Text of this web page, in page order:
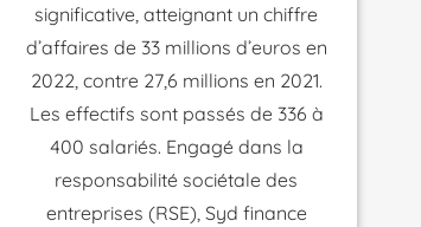
significative, atteignant un chiffre
d’affaires de 33 millions d’euros en
2022, contre 27,6 millions en 2021.
Les effectifs sont passés de 336 à
400 salariés. Engagé dans la
responsabilité sociétale des
entreprises (RSE), Syd finance